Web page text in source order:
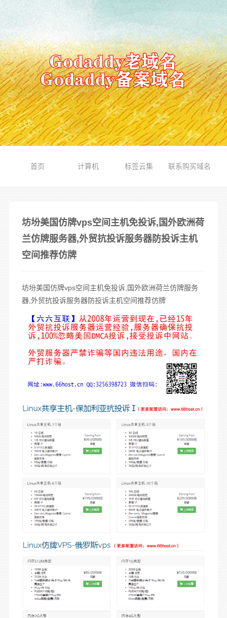
首页 计算机 标签云集 联系购买域名
坊坋美国仿牌vps空间主机免投诉,国外欧洲荷
兰仿牌服务器,外贸抗投诉服务器防投诉主机
空间推荐仿牌
坊坋美国仿牌vps空间主机免投诉,国外欧洲荷兰仿牌服务
器,外贸抗投诉服务器防投诉主机空间推荐仿牌